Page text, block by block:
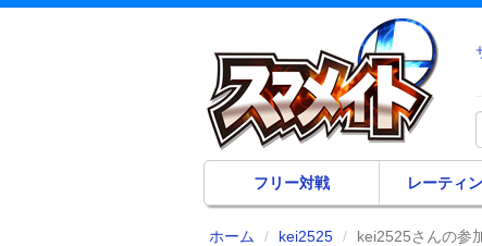
フリー対戦 レーティ
ホーム kei2525 kei2525さんの参